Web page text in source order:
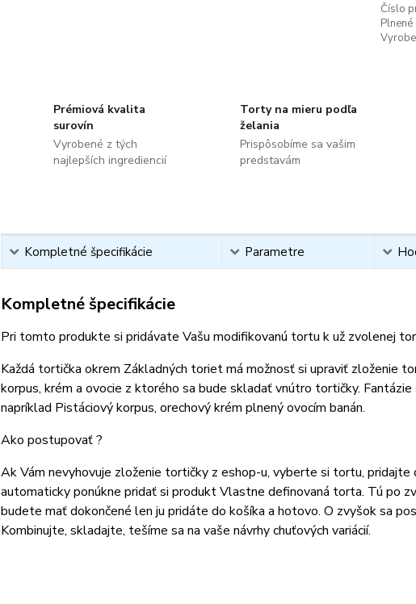
Číslo
Prémiová kvalita
surovín
Vyrobené z tých
najlepších ingrediencií
Torty na mieru podľa
želania
Prispôsobíme sa vašim
predstavám
Kompletné špecifikácie Parametre
Kompletné špecifikácie
Pri tomto produkte si pridávate Vašu modifikovanú tortu k už zvolenej
Každá tortička okrem Základných toriet má možnosť si upraviť zloženie
korpus, krém a ovocie z ktorého sa bude skladať vnútro tortičky.
napríklad Pistáciový korpus, orechový krém plnený ovocím banán.
Ako postupovať ?
Ak Vám nevyhovuje zloženie tortičky z eshop-u, vyberte si tortu,
automaticky ponúkne pridať si produkt Vlastne definovaná torta. Tú po
budete mať dokončené len ju pridáte do košíka a hotovo. O zvyšok sa
Kombinujte, skladajte, tešíme sa na vaše návrhy chuťových variácií.